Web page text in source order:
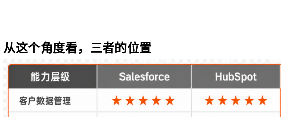
从这个角度看，三者的位置